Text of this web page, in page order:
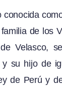
conocida
de los
Velasco,
y su hijo de
de Perú y